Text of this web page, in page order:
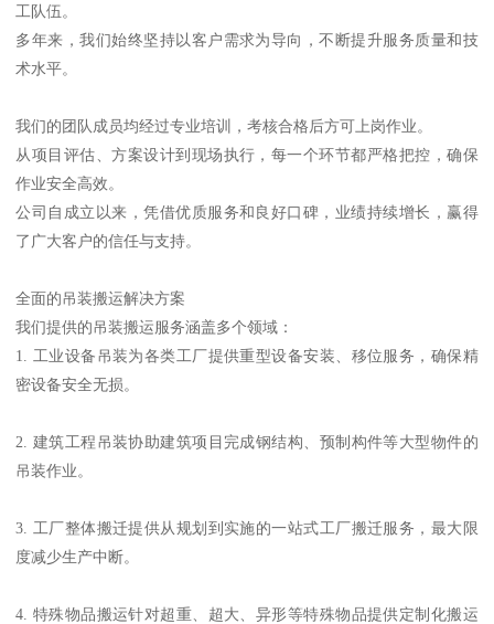
工队伍。
多年来，我们始终坚持以客户需求为导向，不断提升服务质量和技
术水平。
我们的团队成员均经过专业培训，考核合格后方可上岗作业。
从项目评估、方案设计到现场执行，每一个环节都严格把控，确保
作业安全高效。
公司自成立以来，凭借优质服务和良好口碑，业绩持续增长，赢得
了广大客户的信任与支持。
全面的吊装搬运解决方案
我们提供的吊装搬运服务涵盖多个领域：
1. 工业设备吊装为各类工厂提供重型设备安装、移位服务，确保精
密设备安全无损。
2. 建筑工程吊装协助建筑项目完成钢结构、预制构件等大型物件的
吊装作业。
3. 工厂整体搬迁提供从规划到实施的一站式工厂搬迁服务，最大限
度减少生产中断。
4. 特殊物品搬运针对超重、超大、异形等特殊物品提供定制化搬运